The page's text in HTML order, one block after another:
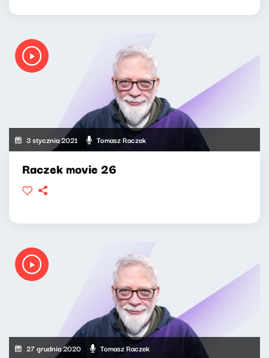
3 stycznia 2021 Tomasz Raczek
Raczek movie 26
27 grudnia 2020 Tomasz Raczek